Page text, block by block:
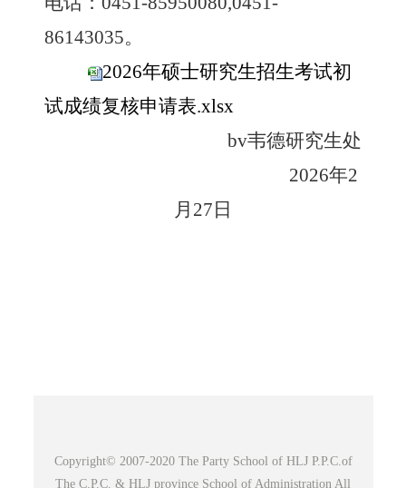
86143035。
2026年硕士研究生招生考试初
试成绩复核申请表.xlsx
bv韦德研究生处
2026年2
月 27 日
Copyright© 2007-2020 The Party School of HLJ P.P.C.of
The C.P.C. & HLJ province School of Administration All